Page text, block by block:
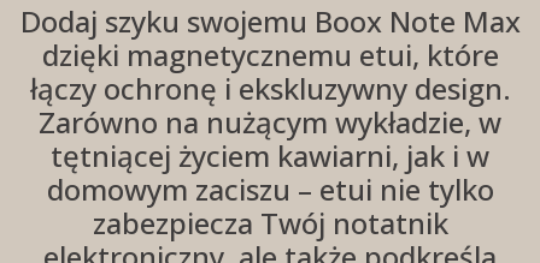
Dodaj szyku swojemu Boox Note Max
dzięki magnetycznemu etui, które
łączy ochronę i ekskluzywny design.
Zarówno na nużącym wykładzie, w
tętniącej życiem kawiarni, jak i w
domowym zaciszu – etui nie tylko
zabezpiecza Twój notatnik